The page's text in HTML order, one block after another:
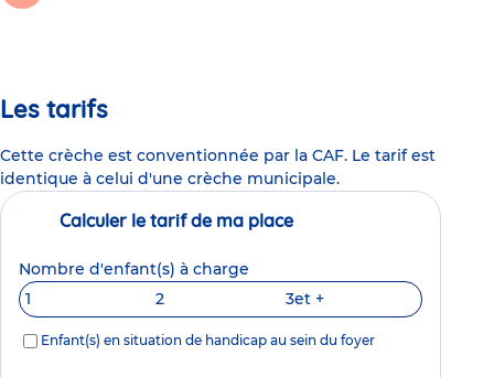
Les tarifs
Cette crèche est conventionnée par la CAF. Le tarif est
identique à celui d'une crèche municipale.
Calculer le tarif de ma place
Nombre d'enfant(s) à charge
1
2 3et +
Enfant(s) en situation de handicap au sein du foyer